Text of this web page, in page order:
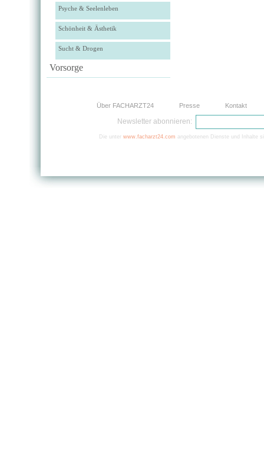
Psyche & Seelenleben
Schönheit & Ästhetik
Sucht & Drogen
Vorsorge
Über FACHARZT24 Presse Kontakt
Newsletter abonnieren:
Die unter www.facharzt24.com angebotenen Dienste und Inhalte